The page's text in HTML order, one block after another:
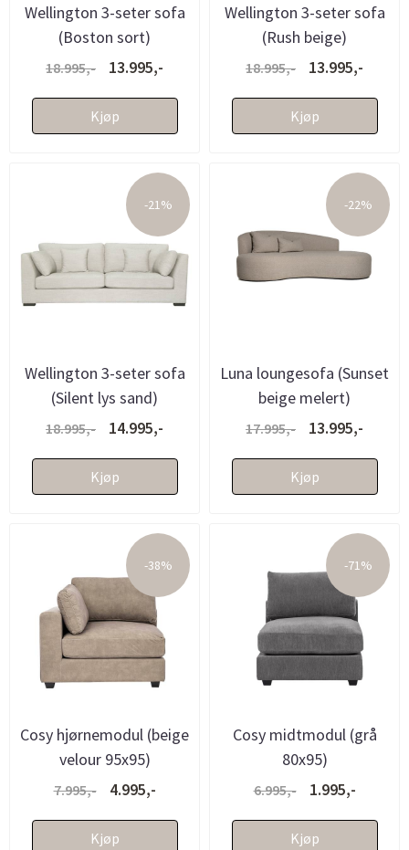
Wellington 3-seter sofa
(Boston sort)
18.995,- 13.995,-
Kjøp
Wellington 3-seter sofa
(Rush beige)
18.995,- 13.995,-
Kjøp
-21%
Wellington 3-seter sofa
(Silent lys sand)
18.995,- 14.995,-
Kjøp
-22%
Luna loungesofa (Sunset
beige melert)
17.995,- 13.995,-
Kjøp
-38%
Cosy hjørnemodul (beige
velour 95x95)
7.995,- 4.995,-
Kjøp
-71%
Cosy midtmodul (grå
80x95)
6.995,- 1.995,-
Kjøp